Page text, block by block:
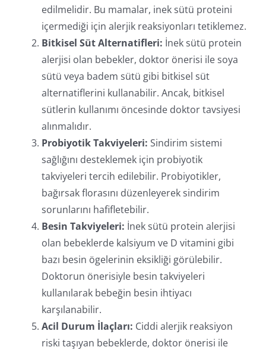
edilmelidir. Bu mamalar, inek sütü proteini
içermediği için alerjik reaksiyonları tetiklemez.
Bitkisel Süt Alternatifleri: İnek sütü protein
alerjisi olan bebekler, doktor önerisi ile soya
sütü veya badem sütü gibi bitkisel süt
alternatiflerini kullanabilir. Ancak, bitkisel
sütlerin kullanımı öncesinde doktor tavsiyesi
alınmalıdır.
Probiyotik Takviyeleri: Sindirim sistemi
sağlığını desteklemek için probiyotik
takviyeleri tercih edilebilir. Probiyotikler,
bağırsak florasını düzenleyerek sindirim
sorunlarını hafifletebilir.
Besin Takviyeleri: İnek sütü protein alerjisi
olan bebeklerde kalsiyum ve D vitamini gibi
bazı besin ögelerinin eksikliği görülebilir.
Doktorun önerisiyle besin takviyeleri
kullanılarak bebeğin besin ihtiyacı
karşılanabilir.
Acil Durum İlaçları: Ciddi alerjik reaksiyon
riski taşıyan bebeklerde, doktor önerisi ile